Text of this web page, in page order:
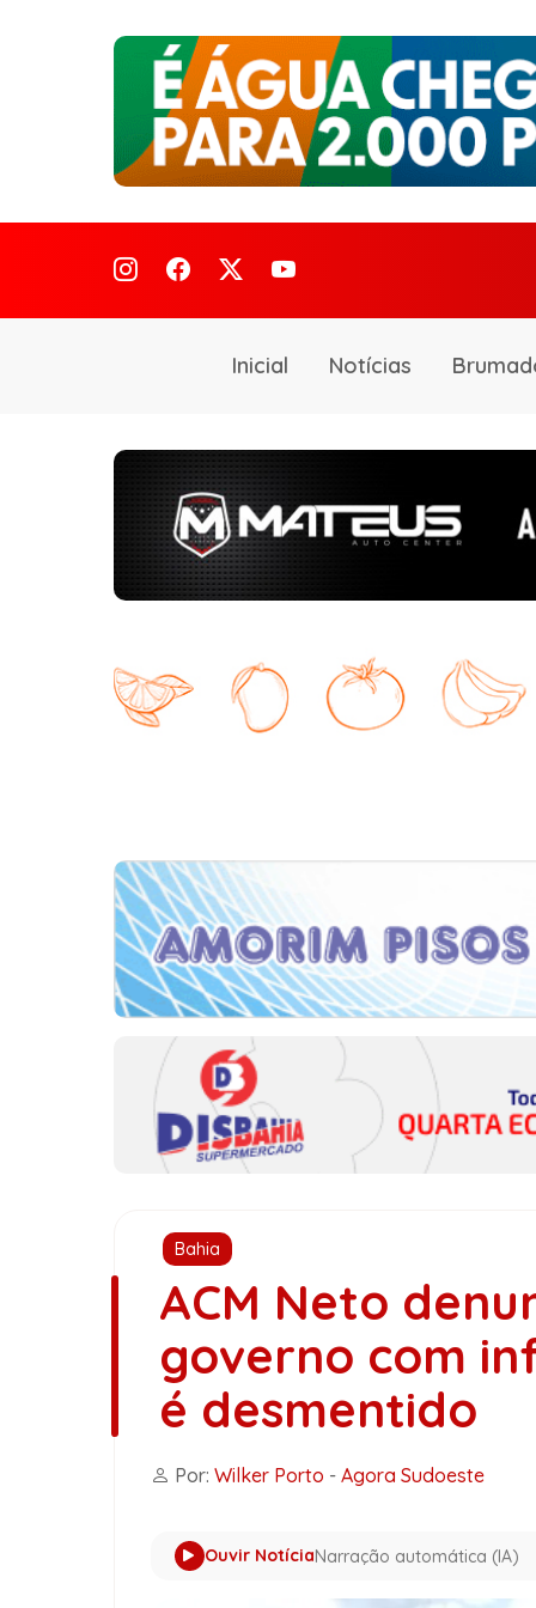
Inicial Notícias
Bahia
ACM Neto
governo com
é desmentido
Por: Wilker Porto - Agora Sudoeste
Ouvir NotíciaNarração automática (IA)